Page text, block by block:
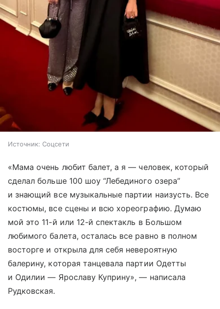
Источник: Соцсети
«Мама очень любит балет, а я — человек, который
сделал больше 100 шоу “Лебединого озера”
и знающий все музыкальные партии наизусть. Все
костюмы, все сцены и всю хореографию. Думаю
мой это 11-й или 12-й спектакль в Большом
любимого балета, осталась все равно в полном
восторге и открыла для себя невероятную
балерину, которая танцевала партии Одетты
и Одилии — Ярославу Куприну», — написала
Рудковская.